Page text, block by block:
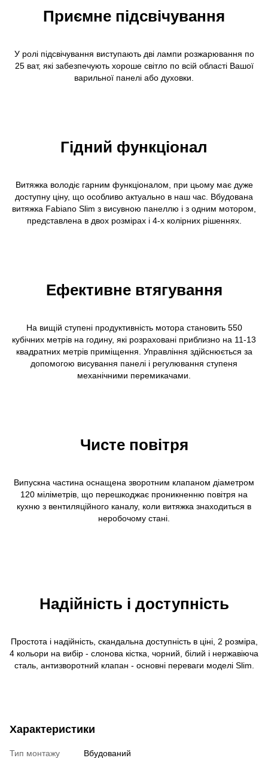
Приємне підсвічування
У ролі підсвічування виступають дві лампи розжарювання по
25 ват, які забезпечують хороше світло по всій області Вашої
варильної панелі або духовки.
Гідний функціонал
Витяжка володіє гарним функціоналом, при цьому має дуже
доступну ціну, що особливо актуально в наш час. Вбудована
витяжка Fabiano Slim з висувною панеллю і з одним мотором,
представлена в двох розмірах і 4-х колірних рішеннях.
Ефективне втягування
На вищій ступені продуктивність мотора становить 550
кубічних метрів на годину, які розраховані приблизно на 11-13
квадратних метрів приміщення. Управління здійснюється за
допомогою висування панелі і регулювання ступеня
механічними перемикачами.
Чисте повітря
Випускна частина оснащена зворотним клапаном діаметром
120 міліметрів, що перешкоджає проникненню повітря на
кухню з вентиляційного каналу, коли витяжка знаходиться в
неробочому стані.
Надійність і доступність
Простота і надійність, скандальна доступність в ціні, 2 розміра,
4 кольори на вибір - слонова кістка, чорний, білий і нержавіюча
сталь, антизворотний клапан - основні переваги моделі Slim.
Характеристики
Тип монтажу Вбудований